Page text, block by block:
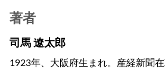
著者
司馬 遼太郎
1923年、大阪府生まれ。産経新聞